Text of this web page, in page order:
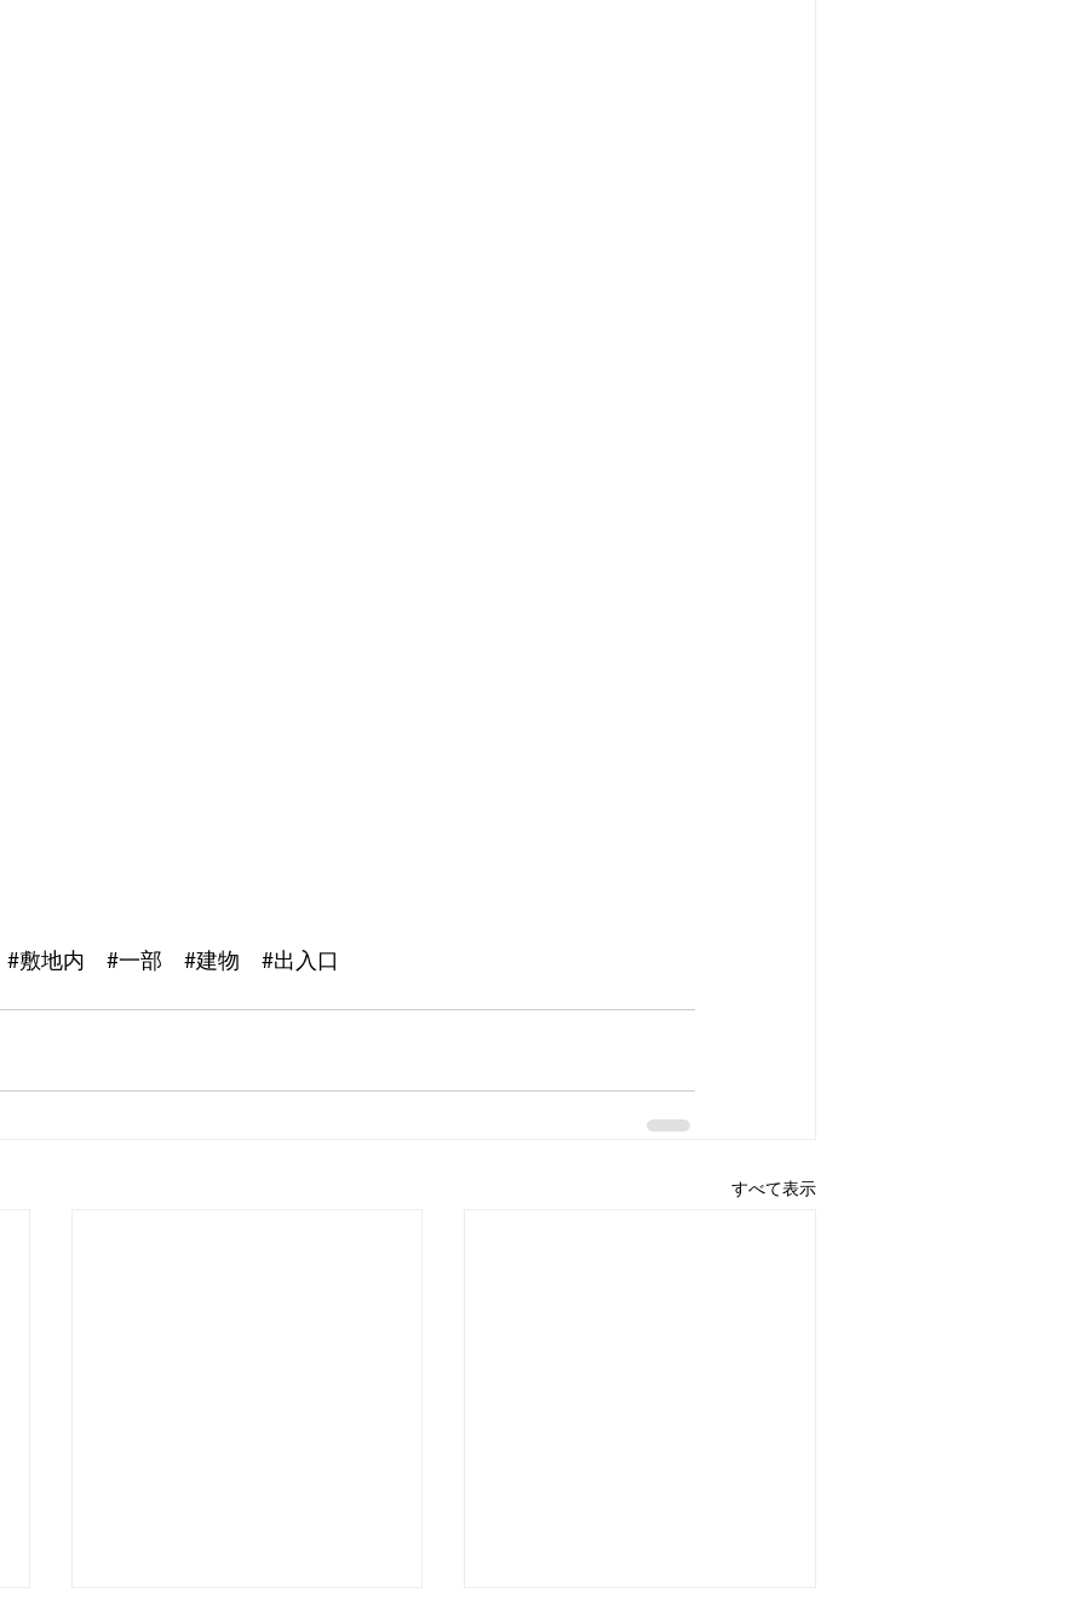
#敷地内 #一部 #建物 #出入口
すべて表示